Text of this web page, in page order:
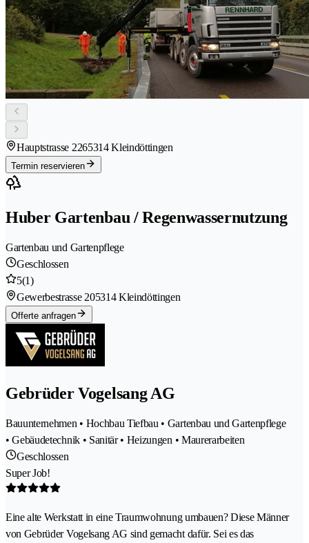
Hauptstrasse 2265314 Kleindöttingen
Termin reservieren
Huber Gartenbau / Regenwassernutzung
Gartenbau und Gartenpflege
Geschlossen
5(1)
Gewerbestrasse 205314 Kleindöttingen
Offerte anfragen
Gebrüder Vogelsang AG
Bauunternehmen • Hochbau Tiefbau • Gartenbau und Gartenpflege
• Gebäudetechnik • Sanitär • Heizungen • Maurerarbeiten
Geschlossen
Super Job!
Eine alte Werkstatt in eine Traumwohnung umbauen? Diese Männer
von Gebrüder Vogelsang AG sind gemacht dafür. Sei es das